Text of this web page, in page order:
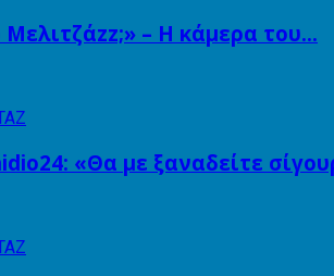
– Η κάμερα του…
«Θα με ξαναδείτε